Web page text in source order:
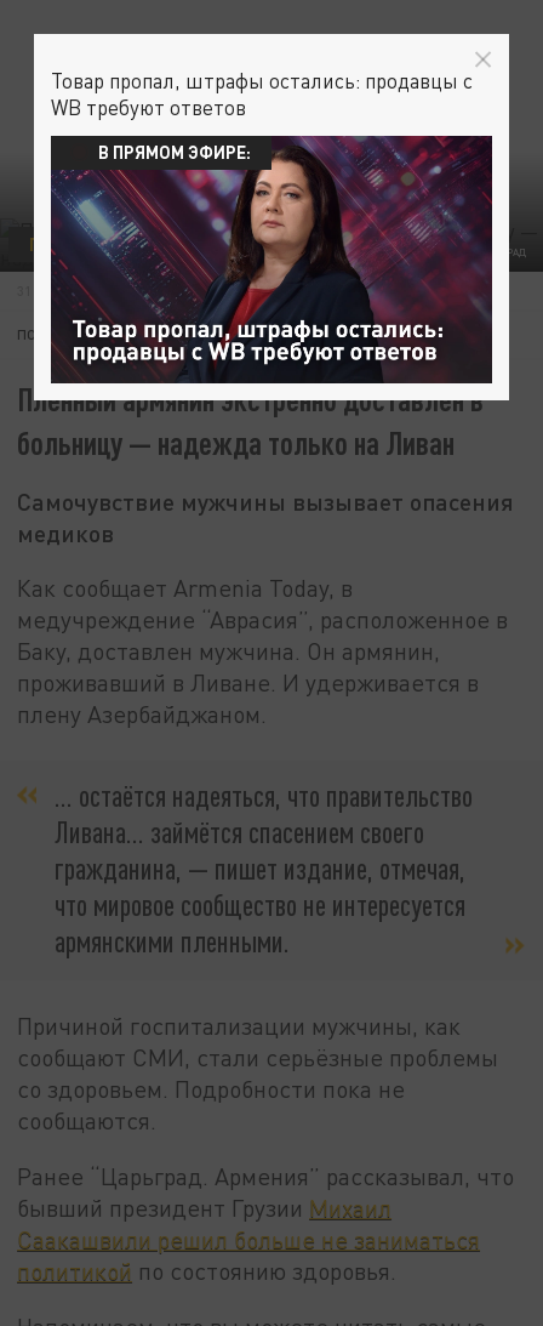
ФОТО: ЦАРЬГРАД
ПРОИСШЕСТВИЯ
31 ИЮЛЯ 02:26
ПОДПИШИТЕСЬ:
Пленный армянин экстренно доставлен в
больницу — надежда только на Ливан
Самочувствие мужчины вызывает опасения
медиков
Как сообщает Armenia Today, в
медучреждение “Аврасия”, расположенное в
Баку, доставлен мужчина. Он армянин,
проживавший в Ливане. И удерживается в
плену Азербайджаном.
… остаётся надеяться, что правительство
Ливана... займётся спасением своего
гражданина, — пишет издание, отмечая,
что мировое сообщество не интересуется
армянскими пленными.
Причиной госпитализации мужчины, как
сообщают СМИ, стали серьёзные проблемы
со здоровьем. Подробности пока не
сообщаются.
Ранее “Царьград. Армения” рассказывал, что
бывший президент Грузии Михаил
Саакашвили решил больше не заниматься
политикой по состоянию здоровья.
Товар пропал, штрафы остались: продавцы с
WB требуют ответов
В ПРЯМОМ ЭФИРЕ: